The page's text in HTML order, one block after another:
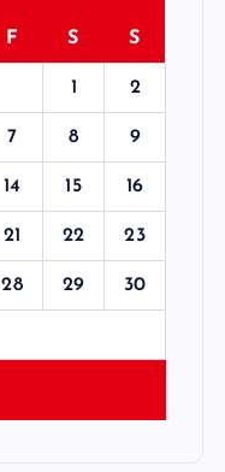
F S S
1 2
7 8 9
14 15 16
21 22 23
28 29 30